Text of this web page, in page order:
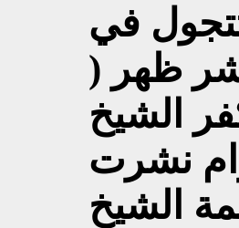
في
ظهر (
الشيخ
نشرت
الشيخ